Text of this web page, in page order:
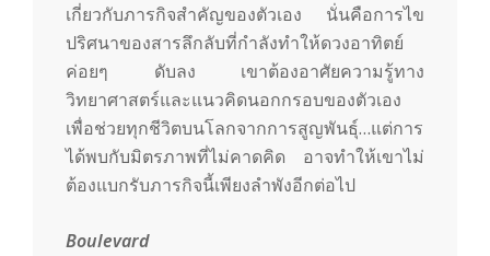
เกี่ยวกับภารกิจสำคัญของตัวเอง นั่นคือการไข
ปริศนาของสารลึกลับที่กำลังทำให้ดวงอาทิตย์
ค่อยๆ ดับลง เขาต้องอาศัยความรู้ทาง
วิทยาศาสตร์และแนวคิดนอกกรอบของตัวเอง
เพื่อช่วยทุกชีวิตบนโลกจากการสูญพันธุ์…แต่การ
ได้พบกับมิตรภาพที่ไม่คาดคิด อาจทำให้เขาไม่
ต้องแบกรับภารกิจนี้เพียงลำพังอีกต่อไป
Boulevard